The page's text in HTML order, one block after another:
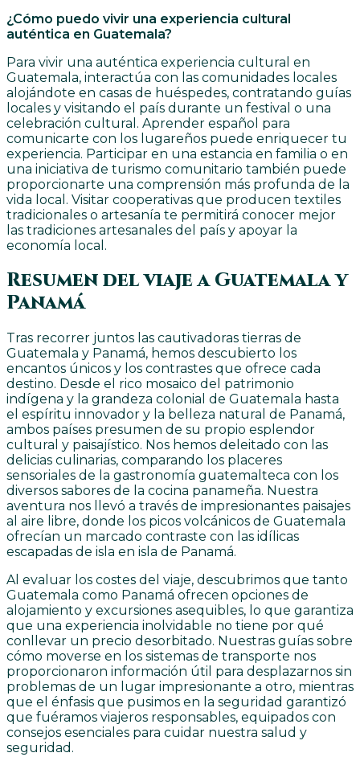
¿Cómo puedo vivir una experiencia cultural
auténtica en Guatemala?
Para vivir una auténtica experiencia cultural en
Guatemala, interactúa con las comunidades locales
alojándote en casas de huéspedes, contratando guías
locales y visitando el país durante un festival o una
celebración cultural. Aprender español para
comunicarte con los lugareños puede enriquecer tu
experiencia. Participar en una estancia en familia o en
una iniciativa de turismo comunitario también puede
proporcionarte una comprensión más profunda de la
vida local. Visitar cooperativas que producen textiles
tradicionales o artesanía te permitirá conocer mejor
las tradiciones artesanales del país y apoyar la
economía local.
Resumen del viaje a Guatemala y
Panamá
Tras recorrer juntos las cautivadoras tierras de
Guatemala y Panamá, hemos descubierto los
encantos únicos y los contrastes que ofrece cada
destino. Desde el rico mosaico del patrimonio
indígena y la grandeza colonial de Guatemala hasta
el espíritu innovador y la belleza natural de Panamá,
ambos países presumen de su propio esplendor
cultural y paisajístico. Nos hemos deleitado con las
delicias culinarias, comparando los placeres
sensoriales de la gastronomía guatemalteca con los
diversos sabores de la cocina panameña. Nuestra
aventura nos llevó a través de impresionantes paisajes
al aire libre, donde los picos volcánicos de Guatemala
ofrecían un marcado contraste con las idílicas
escapadas de isla en isla de Panamá.
Al evaluar los costes del viaje, descubrimos que tanto
Guatemala como Panamá ofrecen opciones de
alojamiento y excursiones asequibles, lo que garantiza
que una experiencia inolvidable no tiene por qué
conllevar un precio desorbitado. Nuestras guías sobre
cómo moverse en los sistemas de transporte nos
proporcionaron información útil para desplazarnos sin
problemas de un lugar impresionante a otro, mientras
que el énfasis que pusimos en la seguridad garantizó
que fuéramos viajeros responsables, equipados con
consejos esenciales para cuidar nuestra salud y
seguridad.